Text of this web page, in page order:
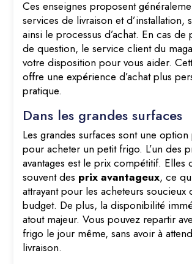
Ces enseignes proposent
services de livraison et d’installation,
ainsi le processus d’achat. En cas
de question, le service client du
votre disposition pour vous aider.
offre une expérience d’achat plus
pratique.
Dans les grandes surfaces
Les grandes surfaces sont une
pour acheter un petit frigo. L’un des
avantages est le prix compétitif. Elles
souvent des prix avantageux, ce
attrayant pour les acheteurs soucieux
budget. De plus, la disponibilité
atout majeur. Vous pouvez repartir
frigo le jour même, sans avoir à
livraison.